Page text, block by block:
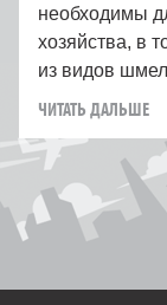
необходимы
хозяйства, в
из видов
ЧИТАТЬ ДАЛЬШЕ